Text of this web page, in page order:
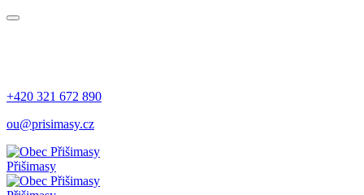
+420 321 672 890
ou@prisimasy.cz
Přišimasy